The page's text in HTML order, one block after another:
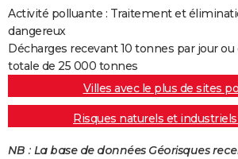
COPAINS D'AVANT
S'inscrire
Se connecter
Lycées
Collèges
Primaires
Universités
Entreprises
Service militaire
Avis de recherche
AVIS DE DÉCÈS
Activité polluante : Traitement et
dangereux
Décharges recevant 10 tonnes par jour ou
totale de 25 000 tonnes
Villes avec le plus de sites
Risques naturels et
NB : La base de données Géorisques